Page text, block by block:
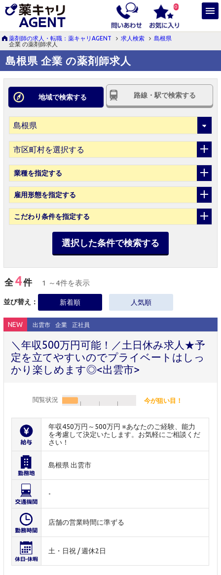
0
薬剤師の求人・転職：薬キャリAGENT 求人検索
島根県
企業 の薬剤師求人
島根県 企業 の薬剤師求人
地域で検索する 路線・駅で検索する
市区町村を選択する
業種を指定する
雇用形態を指定する
こだわり条件を指定する
選択した条件で検索する
全4件 1 ～4件を表示
並び替え： 新着順 人気順
NEW 出雲市 企業 正社員
＼年収500万円可能！／土日休み求人★予
定を立てやすいのでプライベートはしっ
かり楽しめます◎<出雲市>
閲覧状況 今が狙い目！
年収450万円～500万円 ※あなたのご経験、能力
を考慮して決定いたします。お気軽にご相談くだ
さい！
島根県 出雲市
-
店舗の営業時間に準ずる
土・日祝 / 週休2日